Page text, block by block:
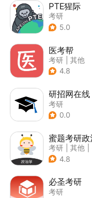
PTE猩际
考研
5.0
医考帮
考研
其他
4.8
研招网在线
考研
0.0
蜜题考研政
考研 其他
| 英语学习
4.8
必圣考研
考研